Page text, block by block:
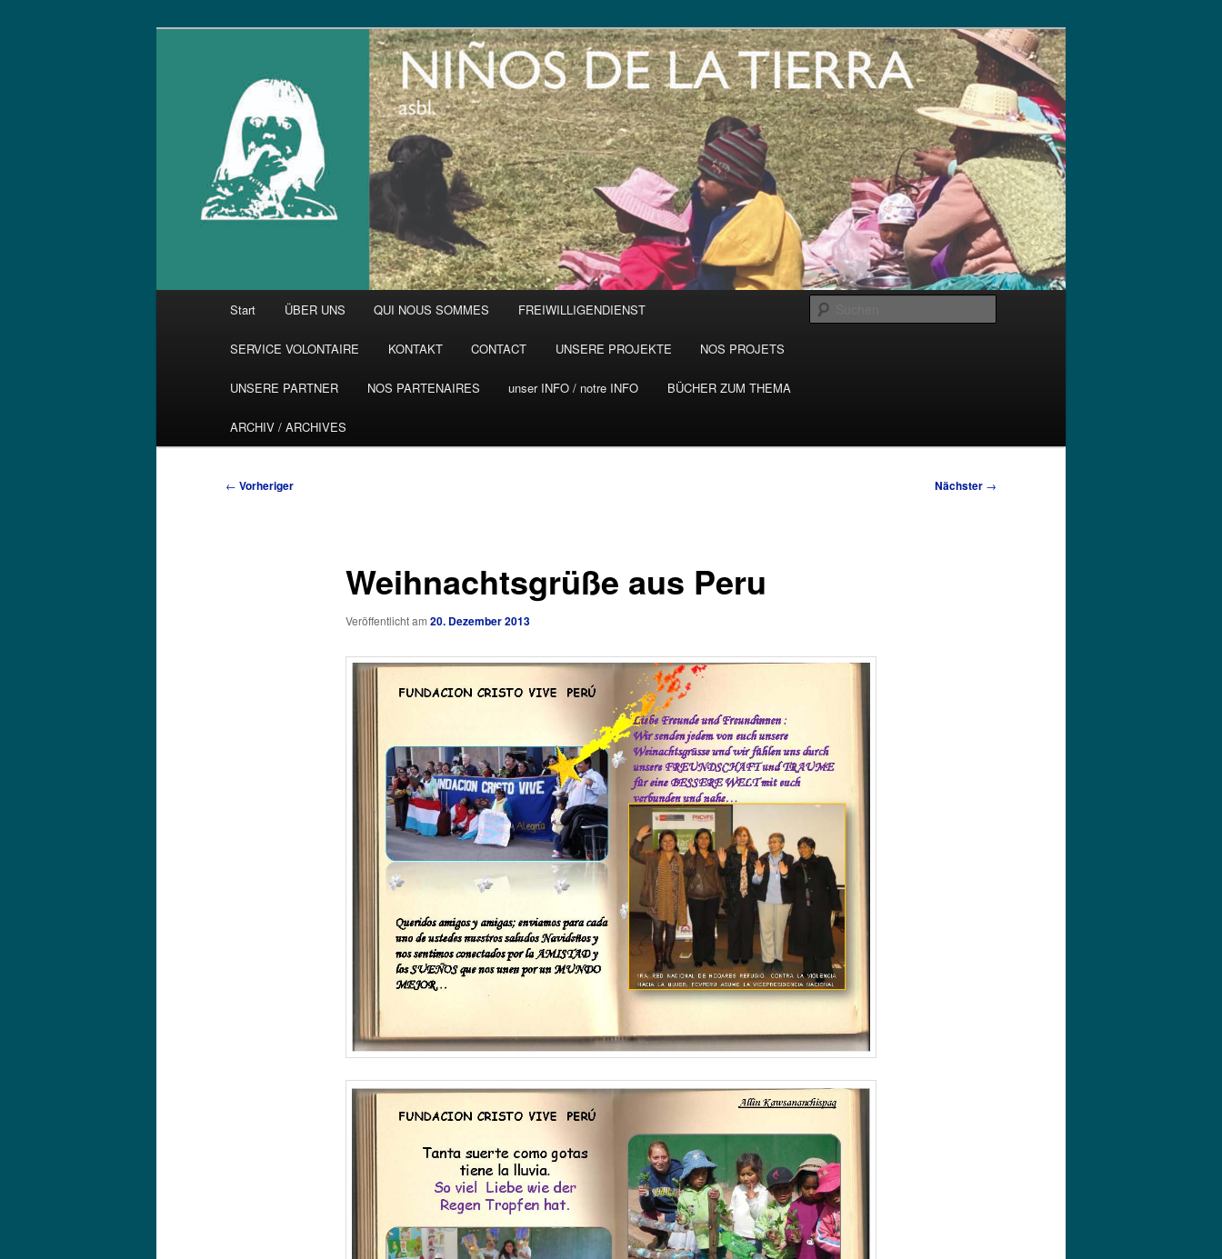
Start ÜBER UNS QUI NOUS SOMMES FREIWILLIGENDIENST
SERVICE VOLONTAIRE KONTAKT CONTACT UNSERE PROJEKTE NOS PROJETS
UNSERE PARTNER NOS PARTENAIRES unser INFO / notre INFO BÜCHER ZUM THEMA
ARCHIV / ARCHIVES
Beitragsnavigation
← Vorheriger Nächster →
Weihnachtsgrüße aus Peru
Veröffentlicht am 20. Dezember 2013